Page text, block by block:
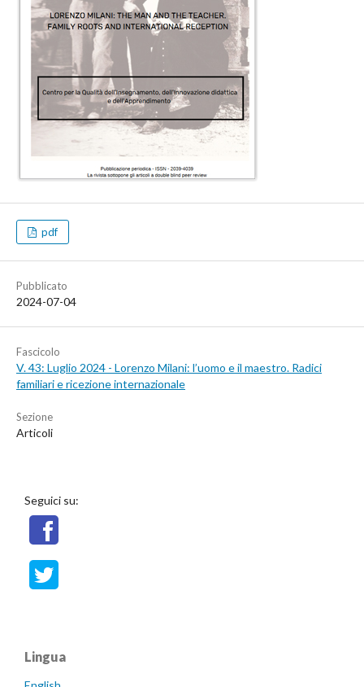
pdf
Pubblicato
2024-07-04
Fascicolo
V. 43: Luglio 2024 - Lorenzo Milani: l’uomo e il maestro. Radici
familiari e ricezione internazionale
Sezione
Articoli
Seguici su:
Lingua